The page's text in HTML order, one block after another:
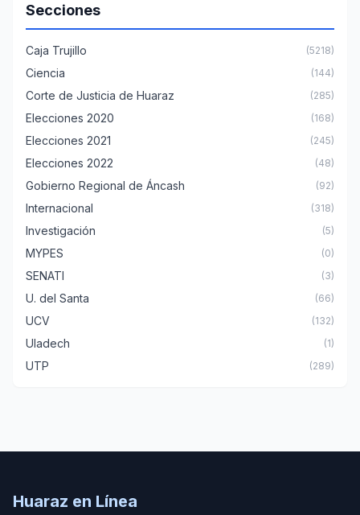
Secciones
Caja Trujillo (5218)
Ciencia (144)
Corte de Justicia de Huaraz (285)
Elecciones 2020 (168)
Elecciones 2021 (245)
Elecciones 2022 (48)
Gobierno Regional de Áncash (92)
Internacional (318)
Investigación (5)
MYPES (0)
SENATI (3)
U. del Santa (66)
UCV (132)
Uladech (1)
UTP (289)
Huaraz en Línea